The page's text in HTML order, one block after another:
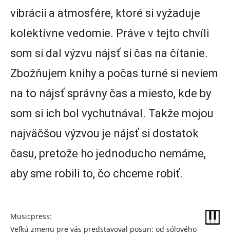
vibrácii a atmosfére, ktoré si vyžaduje
kolektívne vedomie. Práve v tejto chvíli
som si dal výzvu nájsť si čas na čítanie.
Zbožňujem knihy a počas turné si neviem
na to nájsť správny čas a miesto, kde by
som si ich bol vychutnával. Takže mojou
najväčšou výzvou je nájsť si dostatok
času, pretože ho jednoducho nemáme,
aby sme robili to, čo chceme robiť.
Musicpress:
Veľkú zmenu pre vás predstavoval posun: od sólového